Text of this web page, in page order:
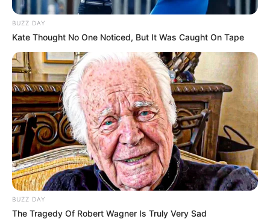
LIHAT ARTIKEL LAINNYA
BUZZ DAY
Kate Thought No One Noticed, But It Was Caught On Tape
BUZZ DAY
The Tragedy Of Robert Wagner Is Truly Very Sad